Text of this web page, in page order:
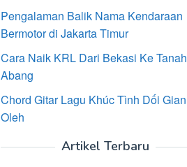
Pengalaman Balik Nama Kendaraan
Bermotor di Jakarta Timur
Cara Naik KRL Dari Bekasi Ke Tanah
Abang
Chord Gitar Lagu Khúc Tình Dối Gian
Oleh
Artikel Terbaru